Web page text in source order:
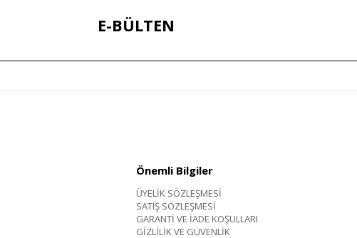
E-BÜLTEN
Önemli Bilgiler
ÜYELİK SÖZLEŞMESİ
SATIŞ SÖZLEŞMESİ
GARANTİ VE İADE KOŞULLARI
GİZLİLİK VE GÜVENLİK